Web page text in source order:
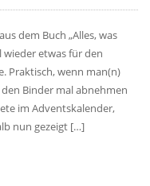
dem Buch „Alles, was
wieder etwas für den
Praktisch, wenn man(n)
Binder mal abnehmen
im Adventskalender,
nun gezeigt […]